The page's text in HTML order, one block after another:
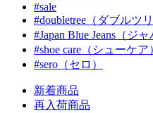
#sale
#doubletree（ダブルツリ
#Japan Blue Jeans（ジ
#shoe care（シューケア
#sero（セロ）
新着商品
再入荷商品